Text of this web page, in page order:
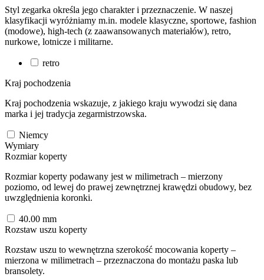
Styl zegarka określa jego charakter i przeznaczenie. W naszej
klasyfikacji wyróżniamy m.in. modele klasyczne, sportowe, fashion
(modowe), high-tech (z zaawansowanych materiałów), retro,
nurkowe, lotnicze i militarne.
retro
Kraj pochodzenia
Kraj pochodzenia wskazuje, z jakiego kraju wywodzi się dana
marka i jej tradycja zegarmistrzowska.
Niemcy
Wymiary
Rozmiar koperty
Rozmiar koperty podawany jest w milimetrach – mierzony
poziomo, od lewej do prawej zewnętrznej krawędzi obudowy, bez
uwzględnienia koronki.
40.00 mm
Rozstaw uszu koperty
Rozstaw uszu to wewnętrzna szerokość mocowania koperty –
mierzona w milimetrach – przeznaczona do montażu paska lub
bransolety.